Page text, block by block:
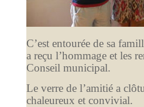
C’est entourée de sa
a reçu l’hommage et les
Conseil municipal.
Le verre de l’amitié a
chaleureux et convivial.